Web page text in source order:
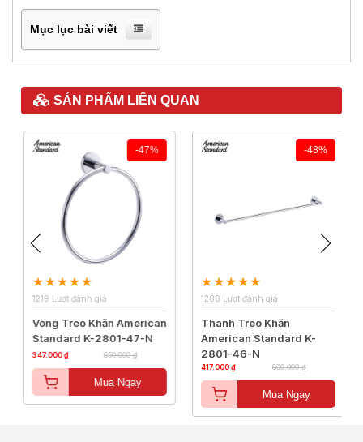
Mục lục bài viết
SẢN PHẨM LIÊN QUAN
-47%
1219 Lượt đánh giá
Vòng Treo Khăn American
Standard K-2801-47-N
347.000 ₫ 650.000 ₫
Mua Ngay
-48%
1288 Lượt đánh giá
Thanh Treo Khăn
American Standard K-
2801-46-N
417.000 ₫ 800.000 ₫
Mua Ngay